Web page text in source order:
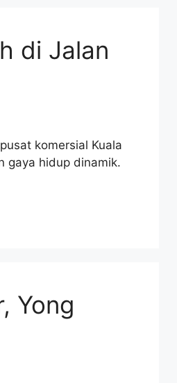
di Jalan
komersial Kuala
gaya hidup dinamik.
Yong